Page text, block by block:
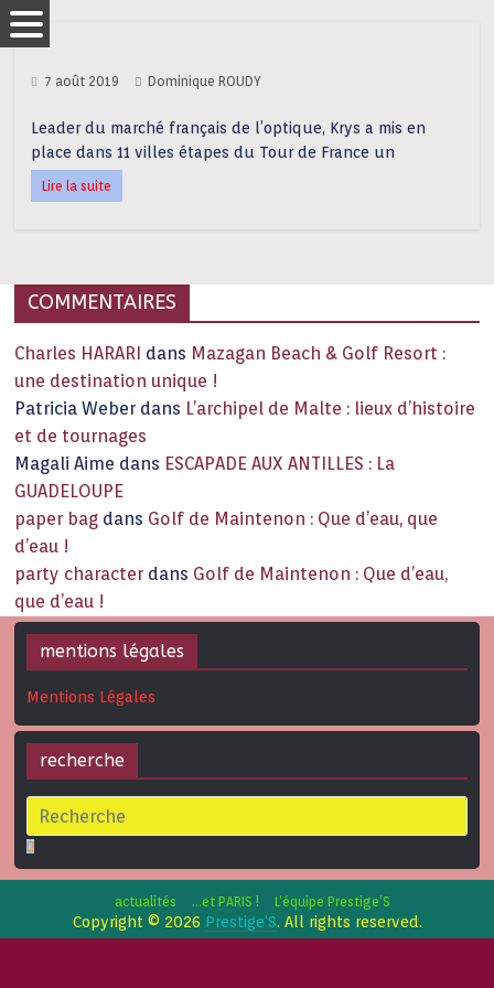
7 août 2019 Dominique ROUDY
Leader du marché français de l’optique, Krys a mis en
place dans 11 villes étapes du Tour de France un
Lire la suite
COMMENTAIRES
Charles HARARI dans Mazagan Beach & Golf Resort :
une destination unique !
Patricia Weber dans L’archipel de Malte : lieux d’histoire
et de tournages
Magali Aime dans ESCAPADE AUX ANTILLES : La
GUADELOUPE
paper bag dans Golf de Maintenon : Que d’eau, que
d’eau !
party character dans Golf de Maintenon : Que d’eau,
que d’eau !
mentions légales
Mentions Légales
recherche
actualités …et PARIS ! L’équipe Prestige’S
Copyright © 2026 Prestige'S. All rights reserved.